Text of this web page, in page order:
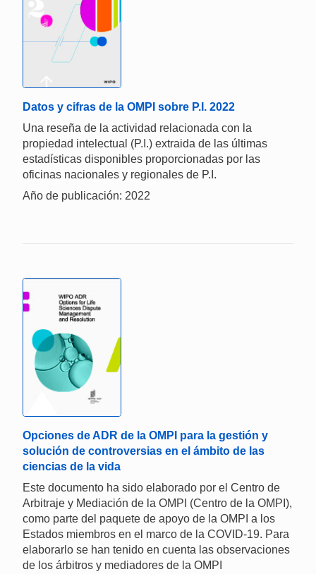
Datos y cifras de la OMPI sobre P.I. 2022
Una reseña de la actividad relacionada con la
propiedad intelectual (P.I.) extraida de las últimas
estadísticas disponibles proporcionadas por las
oficinas nacionales y regionales de P.I.
Año de publicación: 2022
Opciones de ADR de la OMPI para la gestión y
solución de controversias en el ámbito de las
ciencias de la vida
Este documento ha sido elaborado por el Centro de
Arbitraje y Mediación de la OMPI (Centro de la OMPI),
como parte del paquete de apoyo de la OMPI a los
Estados miembros en el marco de la COVID-19. Para
elaborarlo se han tenido en cuenta las observaciones
de los árbitros y mediadores de la OMPI